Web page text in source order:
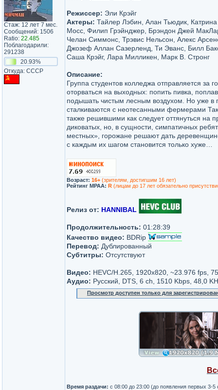
Стаж: 12 лет 7 мес.
Сообщений: 1506
Ratio: 22.485
Поблагодарили:
291238
20.93%
Откуда: CCCР
Режиссер: Эли Крэйг
Актеры: Тайлер Лэбин, Алан Тьюдик,
Мосс, Филип Грэйнджер, Брэндон Джей
Челан Симмонс, Трэвис Нельсон, Алекс
Джозеф Аллан Сазерленд, Ти Эванс, Билл
Саша Крэйг, Лара Милликен, Марк В. Стронг
Описание:
Группа студентов колледжа отправляется за
оторваться на выходных: попить пивка,
подышать чистым лесным воздухом. Но уже в
сталкиваются с неотесанными фермерами
также решившими как следует оттянуться на
диковатых, но, в сущности, симпатичных
местных», горожане решают дать
с каждым их шагом становится только хуже…
Возраст: 16+ (зрителям, достигшим 16 лет)
Рейтинг MPAA: R (лицам до 17 лет обязательно
Релиз от: HANNIBAL
Продолжительность: 01:28:39
Качество видео: BDRip
Перевод: Дублированный
Субтитры: Отсутствуют
Видео: HEVC/H.265, 1920x820, ~23.976 fps,
Аудио: Русский, DTS, 6 ch, 1510 Kbps, 48,0
Просмотр доступен только для
Время раздачи: с 08:00 до 23:00 (до появления первых 3-5